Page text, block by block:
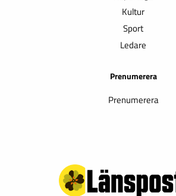
Kultur
Sport
Ledare
Prenumerera
Prenumerera